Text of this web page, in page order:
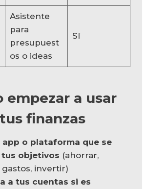
Asistente
para
presupuest
os o ideas
Sí
empezar a usar
finanzas
app o plataforma que se
objetivos (ahorrar,
invertir)
a tus cuentas si es